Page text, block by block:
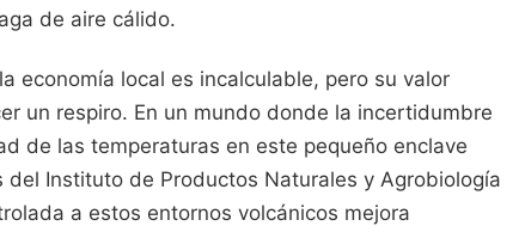
de aire cálido.
economía local es incalculable, pero su valor
un respiro. En un mundo donde la incertidumbre
de las temperaturas en este pequeño enclave
Instituto de Productos Naturales y Agrobiología
a estos entornos volcánicos mejora